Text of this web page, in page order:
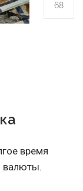
68
время
валюты.